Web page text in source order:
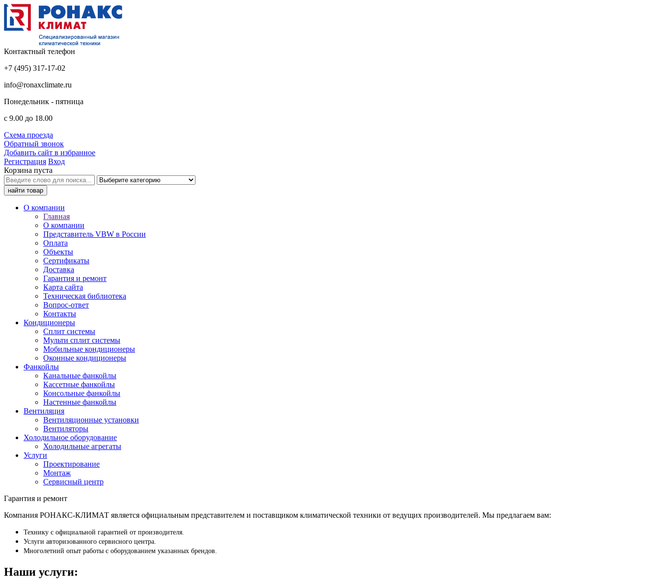
Контактный телефон
+7 (495) 317-17-02
info@ronaxclimate.ru
Понедельник - пятница
с 9.00 до 18.00
Схема проезда
Обратный звонок
Добавить сайт в избранное
Регистрация Вход
Корзина пуста
О компании
Главная
О компании
Представитель VBW в России
Оплата
Объекты
Сертификаты
Доставка
Гарантия и ремонт
Карта сайта
Техническая библиотека
Вопрос-ответ
Контакты
Кондиционеры
Сплит системы
Мульти сплит системы
Мобильные кондиционеры
Оконные кондиционеры
Фанкойлы
Канальные фанкойлы
Кассетные фанкойлы
Консольные фанкойлы
Настенные фанкойлы
Вентиляция
Вентиляционные установки
Вентиляторы
Холодильное оборудование
Холодильные агрегаты
Услуги
Проектирование
Монтаж
Сервисный центр
Гарантия и ремонт
Компания РОНАКС-КЛИМАТ является официальным представителем и поставщиком климатической техники от ведущих производителей. Мы предлагаем вам:
Технику с официальной гарантией от производителя.
Услуги авторизованного сервисного центра.
Многолетний опыт работы с оборудованием указанных брендов.
Наши услуги: